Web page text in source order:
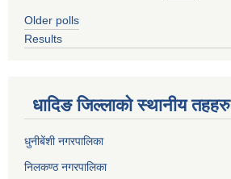
Older polls
Results
धादिङ जिल्लाकाे स्थानीय तहहरु
धुनीबेंशी नगरपालिका
निलकण्ठ नगरपालिका